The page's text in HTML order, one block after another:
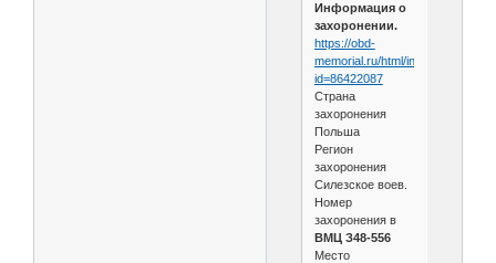
Информация о
захоронении.
https://obd-
memorial.ru/html/info.htm?
id=86422087
Страна
захоронения
Польша
Регион
захоронения
Силезское воев.
Номер
захоронения в
ВМЦ З48-556
Место